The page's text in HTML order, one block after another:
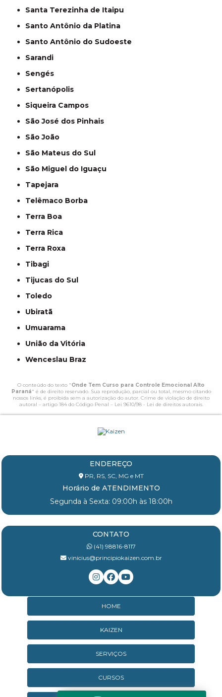
Santa Terezinha de Itaipu
Santo Antônio da Platina
Santo Antônio do Sudoeste
Sarandi
Sengés
Sertanópolis
Siqueira Campos
São José dos Pinhais
São João
São Mateus do Sul
São Miguel do Iguaçu
Tapejara
Telêmaco Borba
Terra Boa
Terra Rica
Terra Roxa
Tibagi
Tijucas do Sul
Toledo
Ubiratã
Umuarama
União da Vitória
Wenceslau Braz
O conteúdo do texto "Onde Tem Curso para Controle Emocional Alto
Paraná" é de direito reservado. Sua reprodução, parcial ou total, mesmo citando
nossos links, é proibida sem a autorização do autor. Crime de violação de direito
autoral – artigo 184 do Código Penal – Lei 9610/98 - Lei de direitos autorais.
ENDEREÇO
PR, RS, SC, MG e MT
Horário de ATENDIMENTO
Segunda à Sexta: 09:00h às 18:00h
CONTATO
(41) 98816-8117
vinicius@principiokaizen.com.br
HOME
KAIZEN
SERVIÇOS
CURSOS